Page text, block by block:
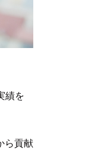
績を
ら貢献